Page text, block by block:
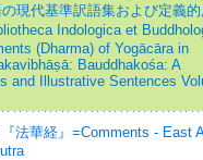
現代基準訳語集および定義
Indologica et
(Dharma) of Yogācāra in
Bauddhakośa: A
and Illustrative Sentences
法華経』=Comments - East